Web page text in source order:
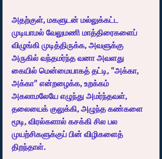
அதற்குள், மகளுடன் மல்லுக்கட்ட
முடியாமல் வேலுமணி மாத்திரைகளைப்
விழுங்கி முடித்திருக்க, அவளுக்கு
அருகில் வந்தமர்ந்த வனா அவளது
கையில் மென்மையாகத் தட்டி, "அக்கா,
அக்கா" என்றழைக்க, உறக்கம்
அகலாமலேயே எழுந்து அமர்ந்தவள்,
தலையைக் குலுக்கி, அழுந்த கண்களை
மூடி, விரல்களால் கசக்கி சில பல
முயற்சிகளுக்குப் பின் விழிகளைத்
திறந்தாள்.